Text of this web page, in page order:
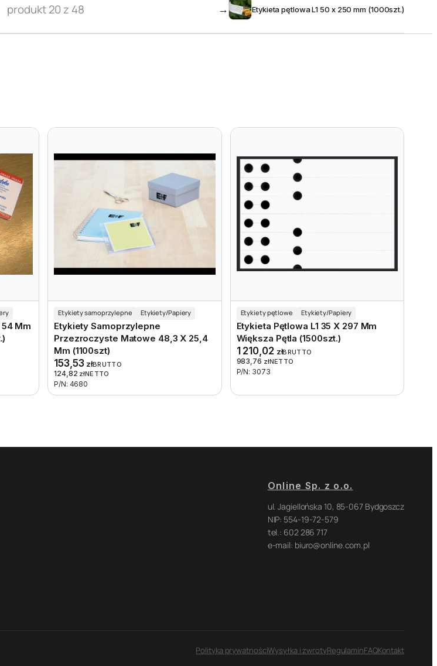
produkt 20 z 48 Etykieta pętlowa L1 50 x 250 mm (1000szt.)
→
Mm
Etykiety samoprzylepne Etykiety/Papiery
Etykiety Samoprzylepne
Przezroczyste Matowe 48,3 X 25,4
Mm (1100szt)
153,53 złBRUTTO
124,82 złNETTO
P/N: 4680
Etykiety pętlowe Etykiety/Papiery
Etykieta Pętlowa L1 35 X 297 Mm
Większa Pętla (1500szt.)
1 210,02 złBRUTTO
983,76 złNETTO
P/N: 3073
Online Sp. z o.o.
ul. Jagiellońska 10, 85-067 Bydgoszcz
NIP: 554-19-72-579
tel.: 602 286 717
e-mail: biuro@online.com.pl
Polityka prywatnościWysyłka i zwrotyRegulaminFAQKontakt